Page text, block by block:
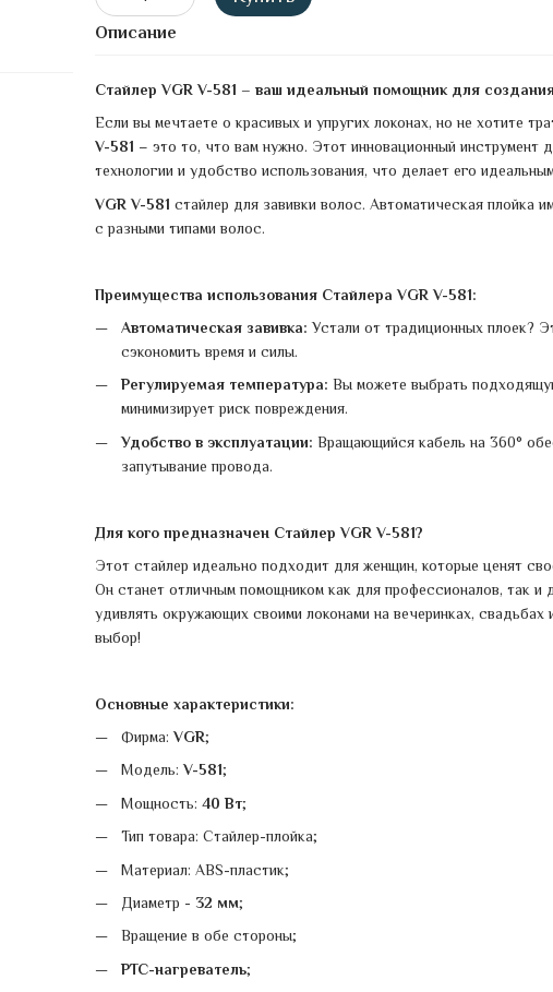
Описание
Стайлер VGR V-581 – ваш идеальный помощник для
Если вы мечтаете о красивых и упругих локонах, но не хотите
V-581 – это то, что вам нужно. Этот инновационный инструмент
технологии и удобство использования, что делает его
VGR V-581 стайлер для завивки волос. Автоматическая плойка
с разными типами волос.
Преимущества использования Стайлера VGR V-581:
Автоматическая завивка: Устали от традиционных плоек?
сэкономить время и силы.
Регулируемая температура: Вы можете выбрать
минимизирует риск повреждения.
Удобство в эксплуатации: Вращающийся кабель на 360°
запутывание провода.
Для кого предназначен Стайлер VGR V-581?
Этот стайлер идеально подходит для женщин, которые ценят
Он станет отличным помощником как для профессионалов, так и
удивлять окружающих своими локонами на вечеринках,
выбор!
Основные характеристики:
Фирма:VGR;
Модель:V-581;
Мощность: 40 Вт;
Тип товара: Стайлер-плойка;
Материал: ABS-пластик;
Диаметр - 32 мм;
Вращение в обе стороны;
PTC-нагреватель;